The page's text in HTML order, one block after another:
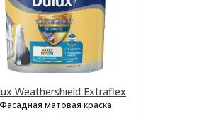
Weathershield Extraflex
Фасадная матовая краска